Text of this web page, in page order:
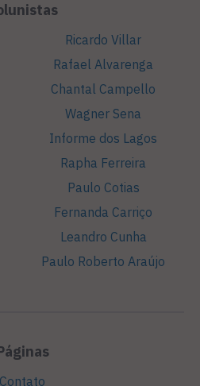
Ricardo Villar
Rafael Alvarenga
Chantal Campello
Wagner Sena
Informe dos Lagos
Rapha Ferreira
Paulo Cotias
Fernanda Carriço
Leandro Cunha
Paulo Roberto Araújo
Contato